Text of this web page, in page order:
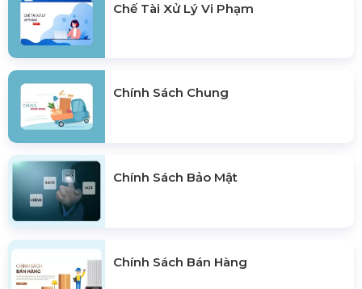
Chế Tài Xử Lý Vi Phạm
Chính Sách Chung
Chính Sách Bảo Mật
Chính Sách Bán Hàng